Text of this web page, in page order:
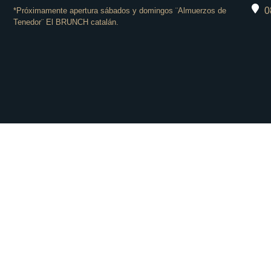
*Próximamente apertura sábados y domingos ¨Almuerzos de
Tenedor¨ El BRUNCH catalán.